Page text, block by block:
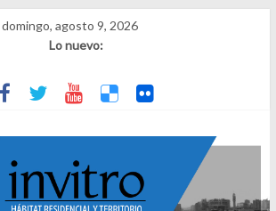
domingo, agosto 9, 2026
Lo nuevo:
pasado
en Dignidad